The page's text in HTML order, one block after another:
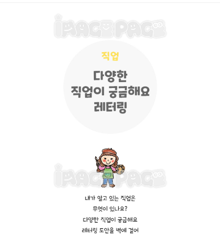
태그 : 다양한직업이궁금해요레터링, 우리동네, 직업, 장래희망, 꿈, 우리동네활동, 우리동
추가 설명 : 해당 상품에 대한 상세 정보는 이미지로 제공됩니다.